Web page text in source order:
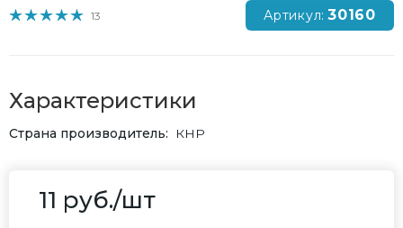
13 Артикул: 30160
Характеристики
Страна производитель КНР
11 руб./шт